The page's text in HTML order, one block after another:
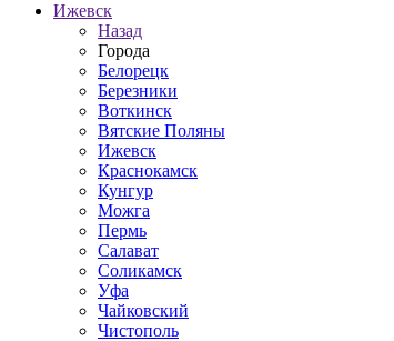
Ижевск
Назад
Города
Белорецк
Березники
Воткинск
Вятские Поляны
Ижевск
Краснокамск
Кунгур
Можга
Пермь
Салават
Соликамск
Уфа
Чайковский
Чистополь